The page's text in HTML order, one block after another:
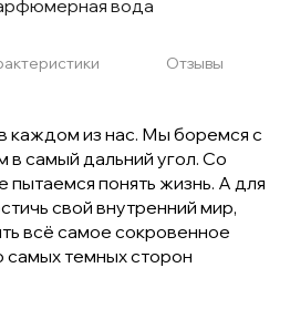
вода
Отзывы
каждом из нас. Мы боремся с
в самый дальний угол. Со
понять жизнь. А для
свой внутренний мир,
всё самое сокровенное
самых темных сторон